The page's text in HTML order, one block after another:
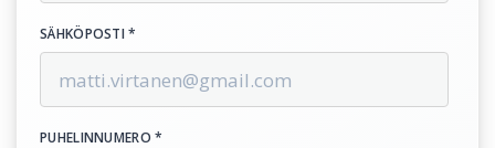
SÄHKÖPOSTI *
PUHELINNUMERO *